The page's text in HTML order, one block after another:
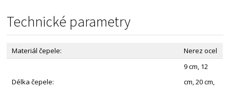
Technické parametry
Materiál čepele: Nerez ocel
Délka čepele:
9 cm, 12
cm, 20 cm,